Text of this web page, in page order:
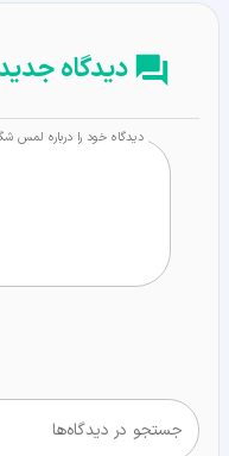
دیدگاه
دیدگاه خود را درباره لمس
جستجو در دیدگاه‌ها